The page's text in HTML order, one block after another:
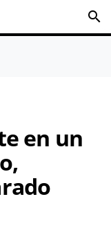
search
en un